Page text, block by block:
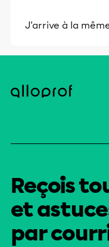
J'arrive à la
Reçois
et
par